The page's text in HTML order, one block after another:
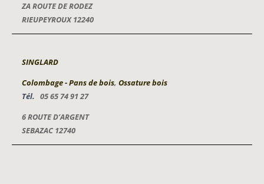
ZA ROUTE DE RODEZ
RIEUPEYROUX 12240
SINGLARD
Colombage - Pans de bois, Ossature bois
Tél. 05 65 74 91 27
6 ROUTE D’ARGENT
SEBAZAC 12740